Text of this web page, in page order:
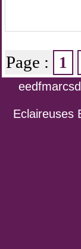
Page : 1
Eclaireuses